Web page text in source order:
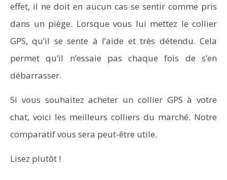
effet, il ne doit en aucun cas se sentir comme pris
dans un piège. Lorsque vous lui mettez le collier
GPS, qu’il se sente à l’aide et très détendu. Cela
permet qu’il n’essaie pas chaque fois de s’en
débarrasser.
Si vous souhaitez acheter un collier GPS à votre
chat, voici les meilleurs colliers du marché. Notre
comparatif vous sera peut-être utile.
Lisez plutôt !